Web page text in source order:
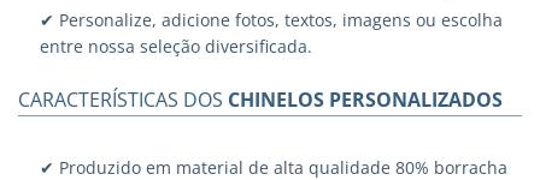
✔ Personalize, adicione fotos, textos, imagens ou escolha
entre nossa seleção diversificada.
CARACTERÍSTICAS DOS CHINELOS PERSONALIZADOS
✔ Produzido em material de alta qualidade 80% borracha